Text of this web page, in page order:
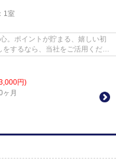
1室
。ポイントが貯まる、嬉しい初
するなら、当社をご活用くださ
円)
ヶ月